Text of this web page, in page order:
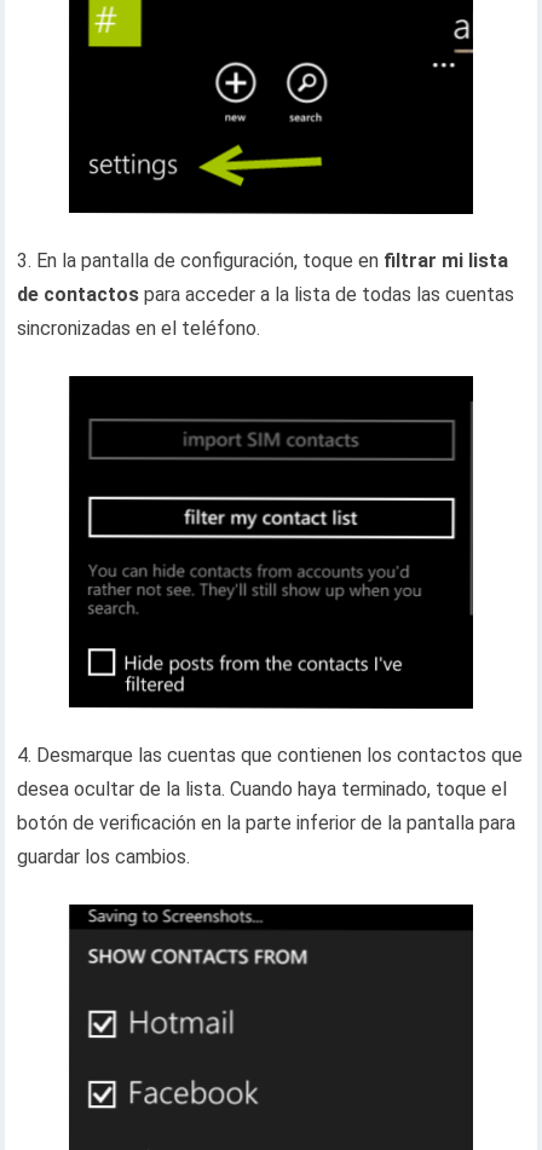
3. En la pantalla de configuración, toque en filtrar mi lista
de contactos para acceder a la lista de todas las cuentas
sincronizadas en el teléfono.
4. Desmarque las cuentas que contienen los contactos que
desea ocultar de la lista. Cuando haya terminado, toque el
botón de verificación en la parte inferior de la pantalla para
guardar los cambios.